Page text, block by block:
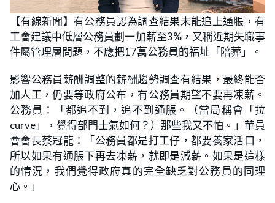
U
n
m
t
e
L
o
a
d
e
d
:
2
0
8
%
【有線新聞】有公務員認為調查結果未能追上通脹，有
工會建議中低層公務員劃一加薪至3%，又稱近期失職事
件屬管理層問題，不應把17萬公務員的福址「陪葬」。
影響公務員薪酬調整的薪酬趨勢調查有結果，最終能否
加人工，仍要等政府公布，有公務員期望不要再凍薪。
公務員：「都追不到，追不到通脹。（當局稱會「拉
curve」，覺得部門士氣如何？）那些我又不怕。」華員
會會長蔡冠龍：「公務員都是打工仔，都要養家活口，
所以如果有通脹下再去凍薪，就即是減薪。如果是這樣
的情況，我們覺得政府真的完全缺乏對公務員的同理
心。」